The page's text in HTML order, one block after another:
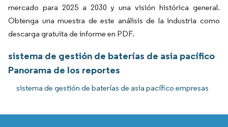
mercado para 2025 a 2030 y una visión histórica general.
Obtenga una muestra de este análisis de la industria como
descarga gratuita de informe en PDF.
sistema de gestión de baterías de asia pacífico
Panorama de los reportes
sistema de gestión de baterías de asia pacífico empresas